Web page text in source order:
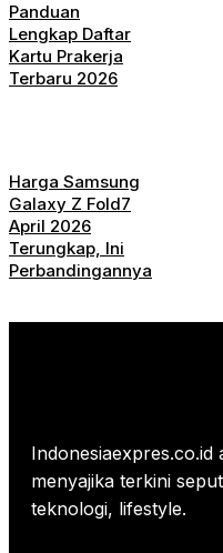
Panduan
Lengkap Daftar
Kartu Prakerja
Terbaru 2026
Harga Samsung
Galaxy Z Fold7
April 2026
Terungkap, Ini
Perbandingannya
menyajika terkini
teknologi, lifestyle.